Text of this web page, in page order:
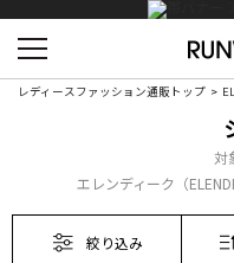
レディースファッション通販トップ
対
エレンディーク（
絞り込み